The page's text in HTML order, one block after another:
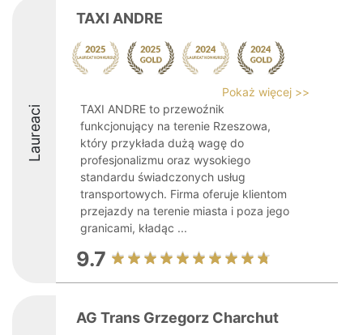
Laureaci
TAXI ANDRE
Pokaż więcej >>
TAXI ANDRE to przewoźnik
funkcjonujący na terenie Rzeszowa,
który przykłada dużą wagę do
profesjonalizmu oraz wysokiego
standardu świadczonych usług
transportowych. Firma oferuje klientom
przejazdy na terenie miasta i poza jego
granicami, kładąc ...
9.7
AG Trans Grzegorz Charchut